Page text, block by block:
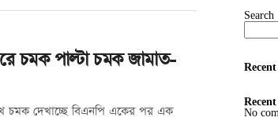
চমক পাল্টা চমক জামাত-
চমক দেখাচ্ছে বিএনপি একের পর এক
Search
No